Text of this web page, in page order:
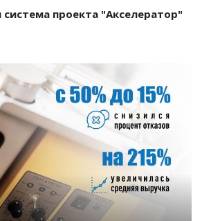
проекта "Акселератор"
проект